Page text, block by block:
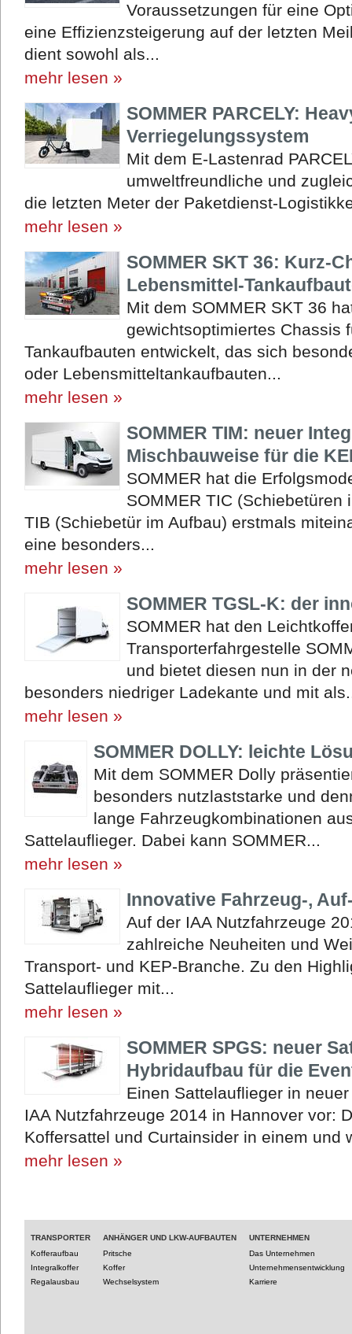
Voraussetzungen für eine
eine Effizienzsteigerung auf der letzten
dient sowohl als...
mehr lesen »
SOMMER PARCELY:
Verriegelungssystem
Mit dem E-Lastenrad
umweltfreundliche und
die letzten Meter der Paketdienst-
mehr lesen »
SOMMER SKT 36: Kurz-
Lebensmittel-
Mit dem SOMMER SKT 36
gewichtsoptimiertes Chassis
Tankaufbauten entwickelt, das sich
oder Lebensmitteltankaufbauten...
mehr lesen »
SOMMER TIM: neuer
Mischbauweise für die
SOMMER hat die
SOMMER TIC (Schiebetüren
TIB (Schiebetür im Aufbau) erstmals
eine besonders...
mehr lesen »
SOMMER TGSL-K: der
SOMMER hat den
Transporterfahrgestelle
und bietet diesen nun in der
besonders niedriger Ladekante und mit
mehr lesen »
SOMMER DOLLY: leichte
Mit dem SOMMER Dolly
besonders nutzlaststarke und
lange Fahrzeugkombinationen
Sattelauflieger. Dabei kann SOMMER...
mehr lesen »
Innovative Fahrzeug-,
Auf der IAA Nutzfahrzeuge
zahlreiche Neuheiten und
Transport- und KEP-Branche. Zu den
Sattelauflieger mit...
mehr lesen »
SOMMER SPGS: neuer
Hybridaufbau für die
Einen Sattelauflieger in
IAA Nutzfahrzeuge 2014 in Hannover vor:
Koffersattel und Curtainsider in einem und
mehr lesen »
TRANSPORTER
Kofferaufbau
Integralkoffer
Regalausbau
ANHÄNGER UND LKW-AUFBAUTEN
Pritsche
Koffer
Wechselsystem
UNTERNEHMEN
Das Unternehmen
Unternehmensentwicklung
Karriere